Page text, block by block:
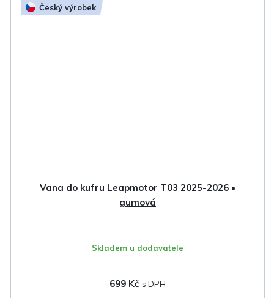
Český výrobek
Vana do kufru Leapmotor T03 2025-2026 •
gumová
Skladem u dodavatele
699 Kč